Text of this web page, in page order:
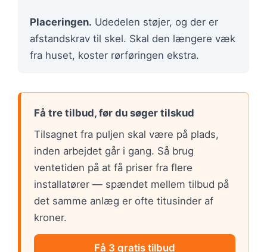
Placeringen. Udedelen støjer, og der er
afstandskrav til skel. Skal den længere væk
fra huset, koster rørføringen ekstra.
Få tre tilbud, før du søger tilskud
Tilsagnet fra puljen skal være på plads,
inden arbejdet går i gang. Så brug
ventetiden på at få priser fra flere
installatører — spændet mellem tilbud på
det samme anlæg er ofte titusinder af
kroner.
Få 3 gratis tilbud